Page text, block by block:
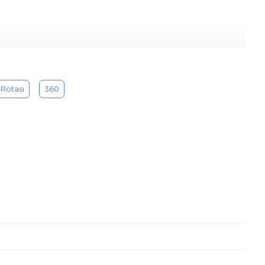
Rotasi 360